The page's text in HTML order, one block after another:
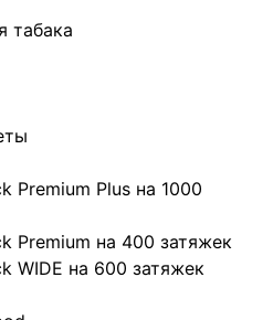
табака
Premium Plus на 1000
Premium на 400 затяжек
WIDE на 600 затяжек